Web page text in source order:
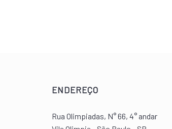
ENDEREÇO
Rua Olimpiadas, N° 66, 4° andar